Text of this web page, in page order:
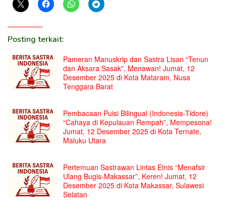
Posting terkait:
Pameran Manuskrip dan Sastra Lisan “Tenun
dan Aksara Sasak”, Menawan! Jumat, 12
Desember 2025 di Kota Mataram, Nusa
Tenggara Barat
Pembacaan Puisi Bilingual (Indonesia-Tidore)
“Cahaya di Kepulauan Rempah”, Mempesona!
Jumat, 12 Desember 2025 di Kota Ternate,
Maluku Utara
Pertemuan Sastrawan Lintas Etnis “Menafsir
Ulang Bugis-Makassar”, Keren! Jumat, 12
Desember 2025 di Kota Makassar, Sulawesi
Selatan